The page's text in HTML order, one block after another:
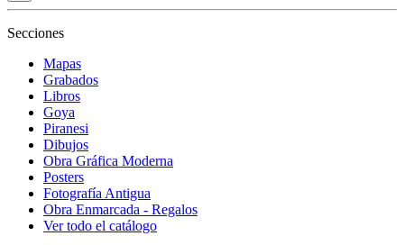
Secciones
Mapas
Grabados
Libros
Goya
Piranesi
Dibujos
Obra Gráfica Moderna
Posters
Fotografía Antigua
Obra Enmarcada - Regalos
Ver todo el catálogo